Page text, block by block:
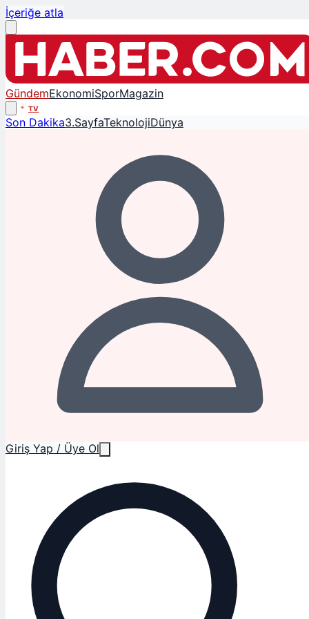
İçeriğe atla
GündemEkonomiSporMagazin
TV
Son Dakika3.SayfaTeknolojiDünya
Giriş Yap / Üye Ol